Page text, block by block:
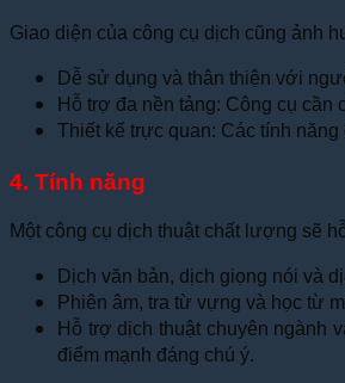
Giao diện của công cụ dịch cũng ảnh
Dễ sử dụng và thân thiện với
Hỗ trợ đa nền tảng: Công cụ cần
Thiết kế trực quan: Các tính
4. Tính năng
Một công cụ dịch thuật chất lượng sẽ
Dịch văn bản, dịch giọng nói và
Phiên âm, tra từ vựng và học từ
Hỗ trợ dịch thuật chuyên ngành
điểm mạnh đáng chú ý.